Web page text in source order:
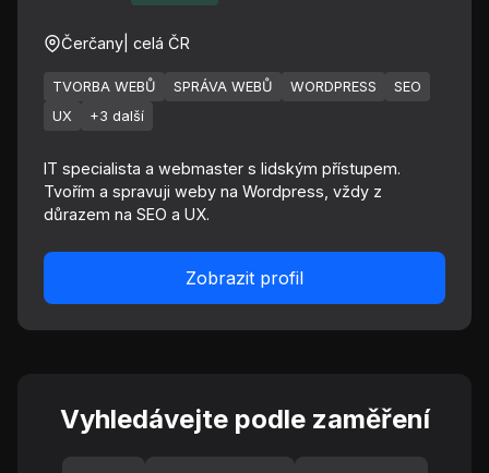
Čerčany | celá ČR
TVORBA WEBŮ SPRÁVA WEBŮ WORDPRESS
SEO
UX
+3 další
IT specialista a webmaster s lidským přístupem.
Tvořím a spravuji weby na Wordpress, vždy z
důrazem na SEO a UX.
Zobrazit profil
Vyhledávejte podle zaměření